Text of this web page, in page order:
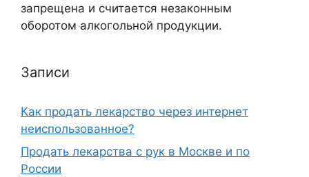
запрещена и считается незаконным
оборотом алкогольной продукции.
Записи
Как продать лекарство через интернет
неиспользованное?
Продать лекарства с рук в Москве и по
России